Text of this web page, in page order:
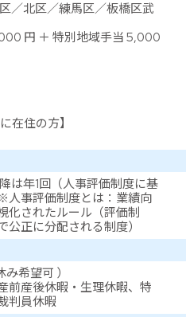
／北区／練馬区／板橋区武
円 ＋ 特別地域手当 5,000
在住の方】
は年1回（人事評価制度に基
人事評価制度とは：業績向
化されたルール（評価制
正に分配される制度）
希望可 ）
前産後休暇・生理休暇、特
判員休暇